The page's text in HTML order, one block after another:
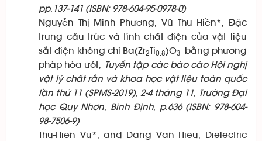
pp.137-141 (ISBN: 978-604-95-0978-0)
Nguyễn Thị Minh Phương, Vũ Thu Hiền*, Đặc
trưng cấu trúc và tính chất điện của vật liệu
sắt điện không chì Ba(Zr2Ti0.8)O3
bằng phương
pháp hóa ướt,
Tuyển tập các báo cáo Hội nghị
vật lý chất rắn và khoa học vật liệu toàn quốc
lần thứ 11 (SPMS-2019), 2-4 tháng 11, Trường Đại
học Quy Nhơn, Bình Định, p.636 (ISBN: 978-604-
98-7506-9)
Thu-Hien Vu*, and Dang Van Hieu, Dielectric